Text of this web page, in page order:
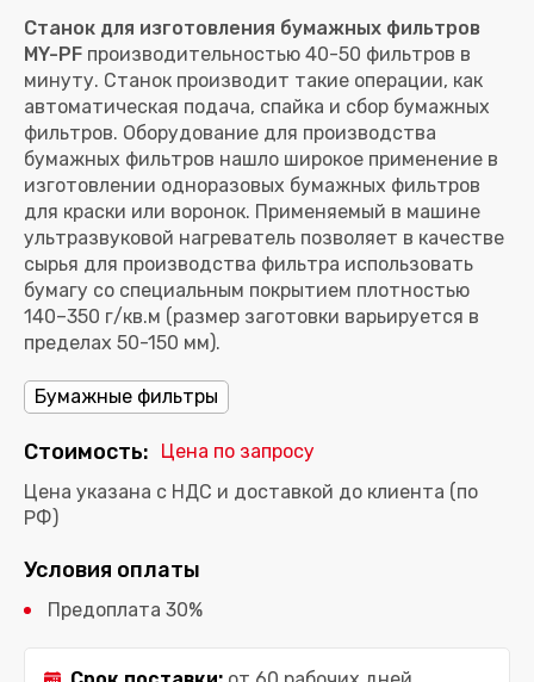
Станок для изготовления бумажных фильтров
MY-PF производительностью 40-50 фильтров в
минуту. Станок производит такие операции, как
автоматическая подача, спайка и сбор бумажных
фильтров. Оборудование для производства
бумажных фильтров нашло широкое применение в
изготовлении одноразовых бумажных фильтров
для краски или воронок. Применяемый в машине
ультразвуковой нагреватель позволяет в качестве
сырья для производства фильтра использовать
бумагу со специальным покрытием плотностью
140–350 г/кв.м (размер заготовки варьируется в
пределах 50-150 мм).
Бумажные фильтры
Стоимость:
Цена по запросу
Цена указана с НДС и доставкой до клиента (по
РФ)
Условия оплаты
Предоплата 30%